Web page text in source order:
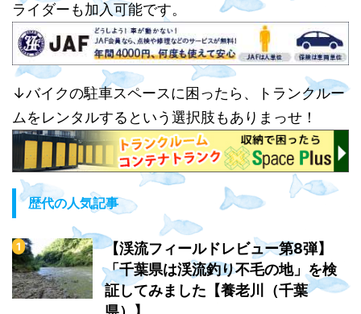
ライダーも加入可能です。
↓バイクの駐車スペースに困ったら、トランクルー
ムをレンタルするという選択肢もありまっせ！
歴代の人気記事
【渓流フィールドレビュー第8弾】
「千葉県は渓流釣り不毛の地」を検
証してみました【養老川（千葉